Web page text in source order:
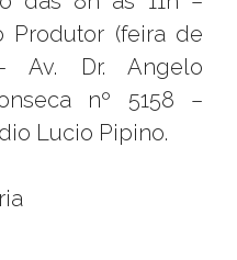
Produtor (feira de
Av. Dr. Angelo
nº 5158 –
Lucio Pipino.